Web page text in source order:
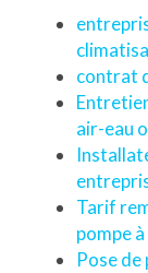
contrat
air-eau
Tarif
pompe
Pose